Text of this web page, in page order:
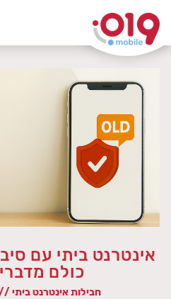
אינטרנט ביתי עם
כולם
חבילות אינטרנט ביתי